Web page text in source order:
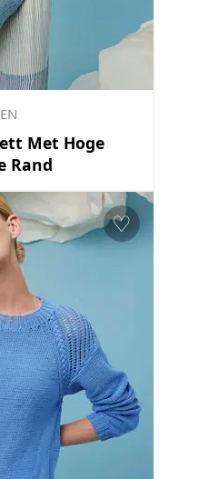
Met Hoge
Rand
♡